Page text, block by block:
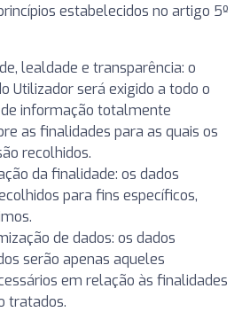
estabelecidos no artigo 5º
lealdade e transparência: o
Utilizador será exigido a todo o
informação totalmente
as finalidades para as quais os
recolhidos.
da finalidade: os dados
para fins específicos,
de dados: os dados
serão apenas aqueles
em relação às finalidades
tratados.